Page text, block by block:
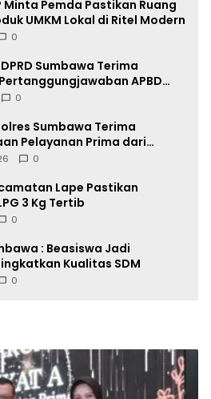
Minta Pemda Pastikan Ruang
UMKM Lokal di Ritel Modern
0
Sumbawa Terima
APBD
SILPA Rp201,68 Miliar dan
0
Sumbawa Terima
Pelayanan Prima dari
0
Lape Pastikan
3 Kg Tertib
0
: Beasiswa Jadi
Kualitas SDM
0